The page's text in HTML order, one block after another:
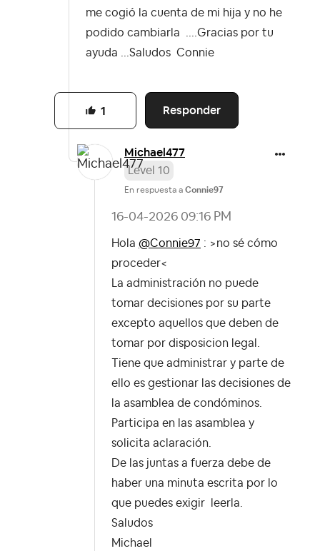
me cogió la cuenta de mi hija y no he
podido cambiarla ....Gracias por tu
ayuda ...Saludos Connie
Responder
1
Michael477
Level 10
En respuesta a Connie97
‎16-04-2026 09:16 PM
Hola @Connie97 : >no sé cómo
proceder<
La administración no puede
tomar decisiones por su parte
excepto aquellos que deben de
tomar por disposicion legal.
Tiene que administrar y parte de
ello es gestionar las decisiones de
la asamblea de condóminos.
Participa en las asamblea y
solicita aclaración.
De las juntas a fuerza debe de
haber una minuta escrita por lo
que puedes exigir leerla.
Saludos
Michael